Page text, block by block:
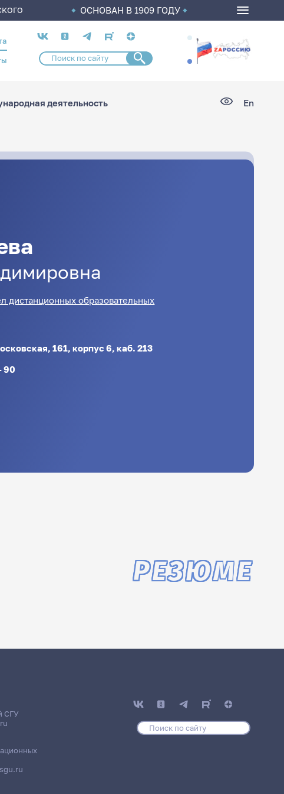
ОСНОВАН В 1909 ГОДУ
Социальные
сети
деятельность En
дистанционных образовательных
161, корпус 6, каб. 213
90
РЕЗЮМЕ
СГУ